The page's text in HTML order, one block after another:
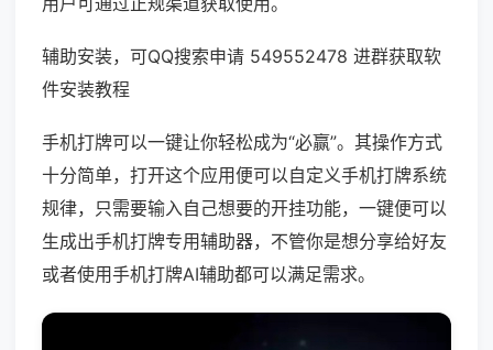
辅助安装，可QQ搜索申请 549552478 进群获取软
件安装教程
手机打牌可以一键让你轻松成为“必赢”。其操作方式
十分简单，打开这个应用便可以自定义手机打牌系统
规律，只需要输入自己想要的开挂功能，一键便可以
生成出手机打牌专用辅助器，不管你是想分享给好友
或者使用手机打牌AI辅助都可以满足需求。